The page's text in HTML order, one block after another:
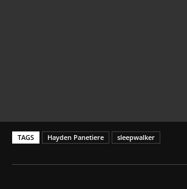
TAGS Hayden Panetiere sleepwalker